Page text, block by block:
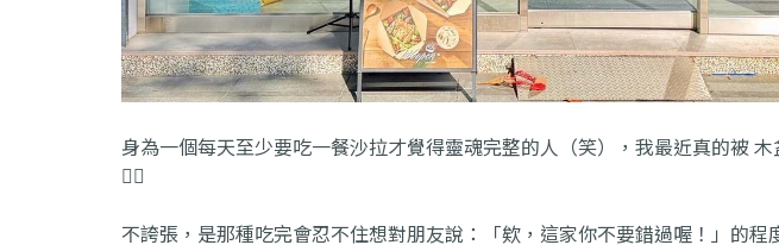
身為一個每天至少要吃一餐沙拉才覺得靈魂完整的人（笑），我最近真的被
❤️‍🔥
不誇張，是那種吃完會忍不住想對朋友說：「欸，這家你不要錯過喔！」的程